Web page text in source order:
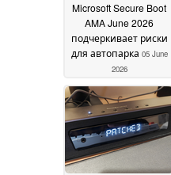
Microsoft Secure Boot
AMA June 2026
подчеркивает риски
для автопарка 05 June
2026